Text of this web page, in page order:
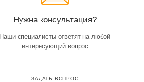
Нужна консультация?
Наши специалисты ответят на любой
интересующий вопрос
ЗАДАТЬ ВОПРОС